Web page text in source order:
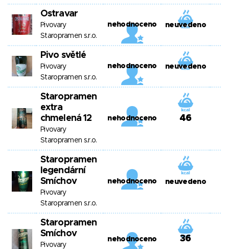
Ostravar
Pivovary
Staropramen s.r.o.
nehodnoceno neuvedeno
Pivo světlé
Pivovary
Staropramen s.r.o.
nehodnoceno neuvedeno
Staropramen
extra
chmelená 12
Pivovary
Staropramen s.r.o.
nehodnoceno 46
Staropramen
legendární
Smíchov
Pivovary
Staropramen s.r.o.
nehodnoceno neuvedeno
Staropramen
Smíchov
Pivovary
nehodnoceno 36